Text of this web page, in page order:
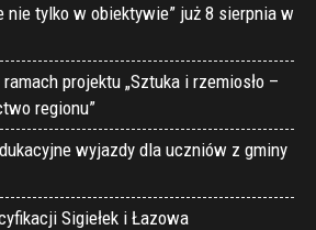
nie tylko w obiektywie” już 8 sierpnia w
projektu „Sztuka i rzemiosło –
regionu”
wyjazdy dla uczniów z gminy
Sigiełek i Łazowa